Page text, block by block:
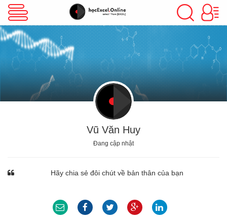
VBA Excel
Excel Cơ Bản
Excel Nâng Cao
Vũ Văn Huy
Đang cập nhật
Hãy chia sẻ đôi chút về bản thân của bạn